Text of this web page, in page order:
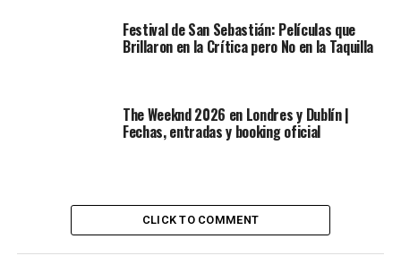
Festival de San Sebastián: Películas que
Brillaron en la Crítica pero No en la Taquilla
The Weeknd 2026 en Londres y Dublín |
Fechas, entradas y booking oficial
CLICK TO COMMENT